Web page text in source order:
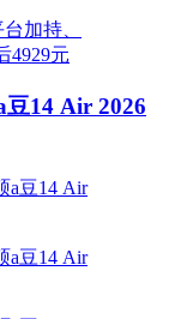
豆14 Air 2026